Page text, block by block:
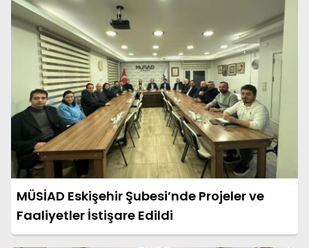
MÜSİAD Eskişehir Şubesi’nde Projeler ve
Faaliyetler İstişare Edildi